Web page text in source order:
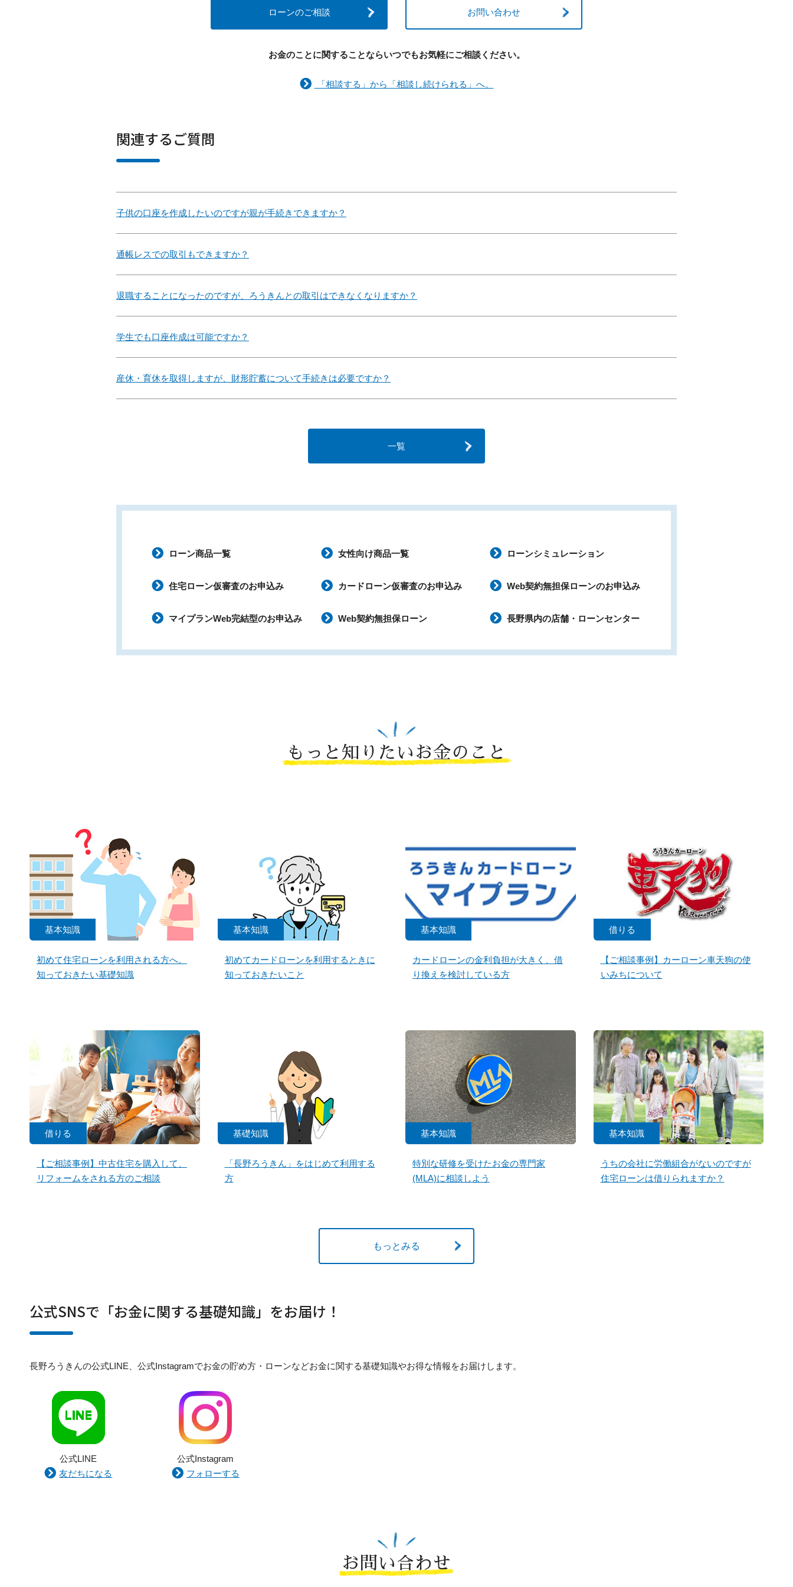
ローンのご相談 お問い合わせ
お金のことに関することならいつでもお気軽にご相談ください。
「相談する」から「相談し続けられる」へ。
関連するご質問
子供の口座を作成したいのですが親が手続きできますか？
通帳レスでの取引もできますか？
退職することになったのですが、ろうきんとの取引はできなくなりますか？
学生でも口座作成は可能ですか？
産休・育休を取得しますが、財形貯蓄について手続きは必要ですか？
一覧
ローン商品一覧 女性向け商品一覧 ローンシミュレーション
住宅ローン仮審査のお申込み カードローン仮審査のお申込み Web契約無担保ローンのお申込み
マイプランWeb完結型のお申込み Web契約無担保ローン 長野県内の店舗・ローンセンター
もっと知りたいお金のこと
基本知識
初めて住宅ローンを利用される方へ。
知っておきたい基礎知識
基本知識
初めてカードローンを利用するときに
知っておきたいこと
基本知識
カードローンの金利負担が大きく、借
り換えを検討している方
借りる
【ご相談事例】カーローン車天狗の使
いみちについて
借りる
【ご相談事例】中古住宅を購入して、
リフォームをされる方のご相談
基礎知識
「長野ろうきん」をはじめて利用する
方
基本知識
特別な研修を受けたお金の専門家
(MLA)に相談しよう
基本知識
うちの会社に労働組合がないのですが
住宅ローンは借りられますか？
もっとみる
公式SNSで「お金に関する基礎知識」をお届け！
長野ろうきんの公式LINE、公式Instagramでお金の貯め方・ローンなどお金に関する基礎知識やお得な情報をお届けします。
公式LINE
友だちになる
公式Instagram
フォローする
お問い合わせ